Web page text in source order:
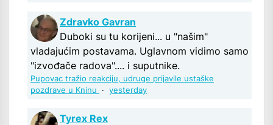
Zdravko Gavran
Duboki su tu korijeni... u "našim"
vladajućim postavama. Uglavnom vidimo samo
"izvođače radova".... i suputnike.
Pupovac tražio reakciju, udruge prijavile ustaške
pozdrave u Kninu
· yesterday
Tyrex Rex